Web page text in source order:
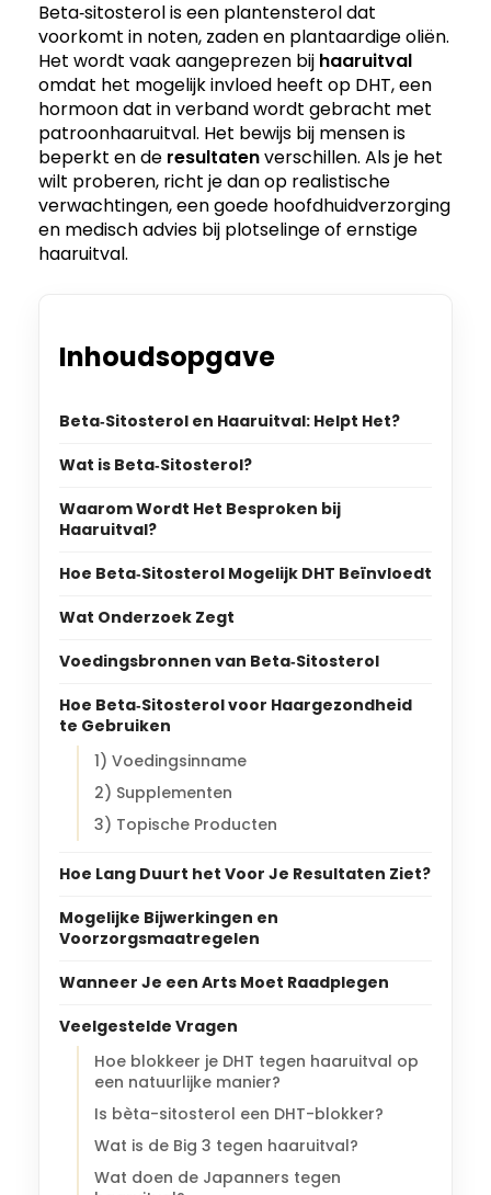
Beta‑sitosterol is een plantensterol dat
voorkomt in noten, zaden en plantaardige oliën.
Het wordt vaak aangeprezen bij haaruitval
omdat het mogelijk invloed heeft op DHT, een
hormoon dat in verband wordt gebracht met
patroonhaaruitval. Het bewijs bij mensen is
beperkt en de resultatenverschillen. Als je het
wilt proberen, richt je dan op realistische
verwachtingen, een goede hoofdhuidverzorging
en medisch advies bij plotselinge of ernstige
haaruitval.
Inhoudsopgave
Beta‑Sitosterol en Haaruitval: Helpt Het?
Wat is Beta‑Sitosterol?
Waarom Wordt Het Besproken bij
Haaruitval?
Hoe Beta‑Sitosterol Mogelijk DHT Beïnvloedt
Wat Onderzoek Zegt
Voedingsbronnen van Beta‑Sitosterol
Hoe Beta‑Sitosterol voor Haargezondheid
te Gebruiken
1) Voedingsinname
2) Supplementen
3) Topische Producten
Hoe Lang Duurt het Voor Je Resultaten Ziet?
Mogelijke Bijwerkingen en
Voorzorgsmaatregelen
Wanneer Je een Arts Moet Raadplegen
Veelgestelde Vragen
Hoe blokkeer je DHT tegen haaruitval op
een natuurlijke manier?
Is bèta-sitosterol een DHT-blokker?
Wat is de Big 3 tegen haaruitval?
Wat doen de Japanners tegen